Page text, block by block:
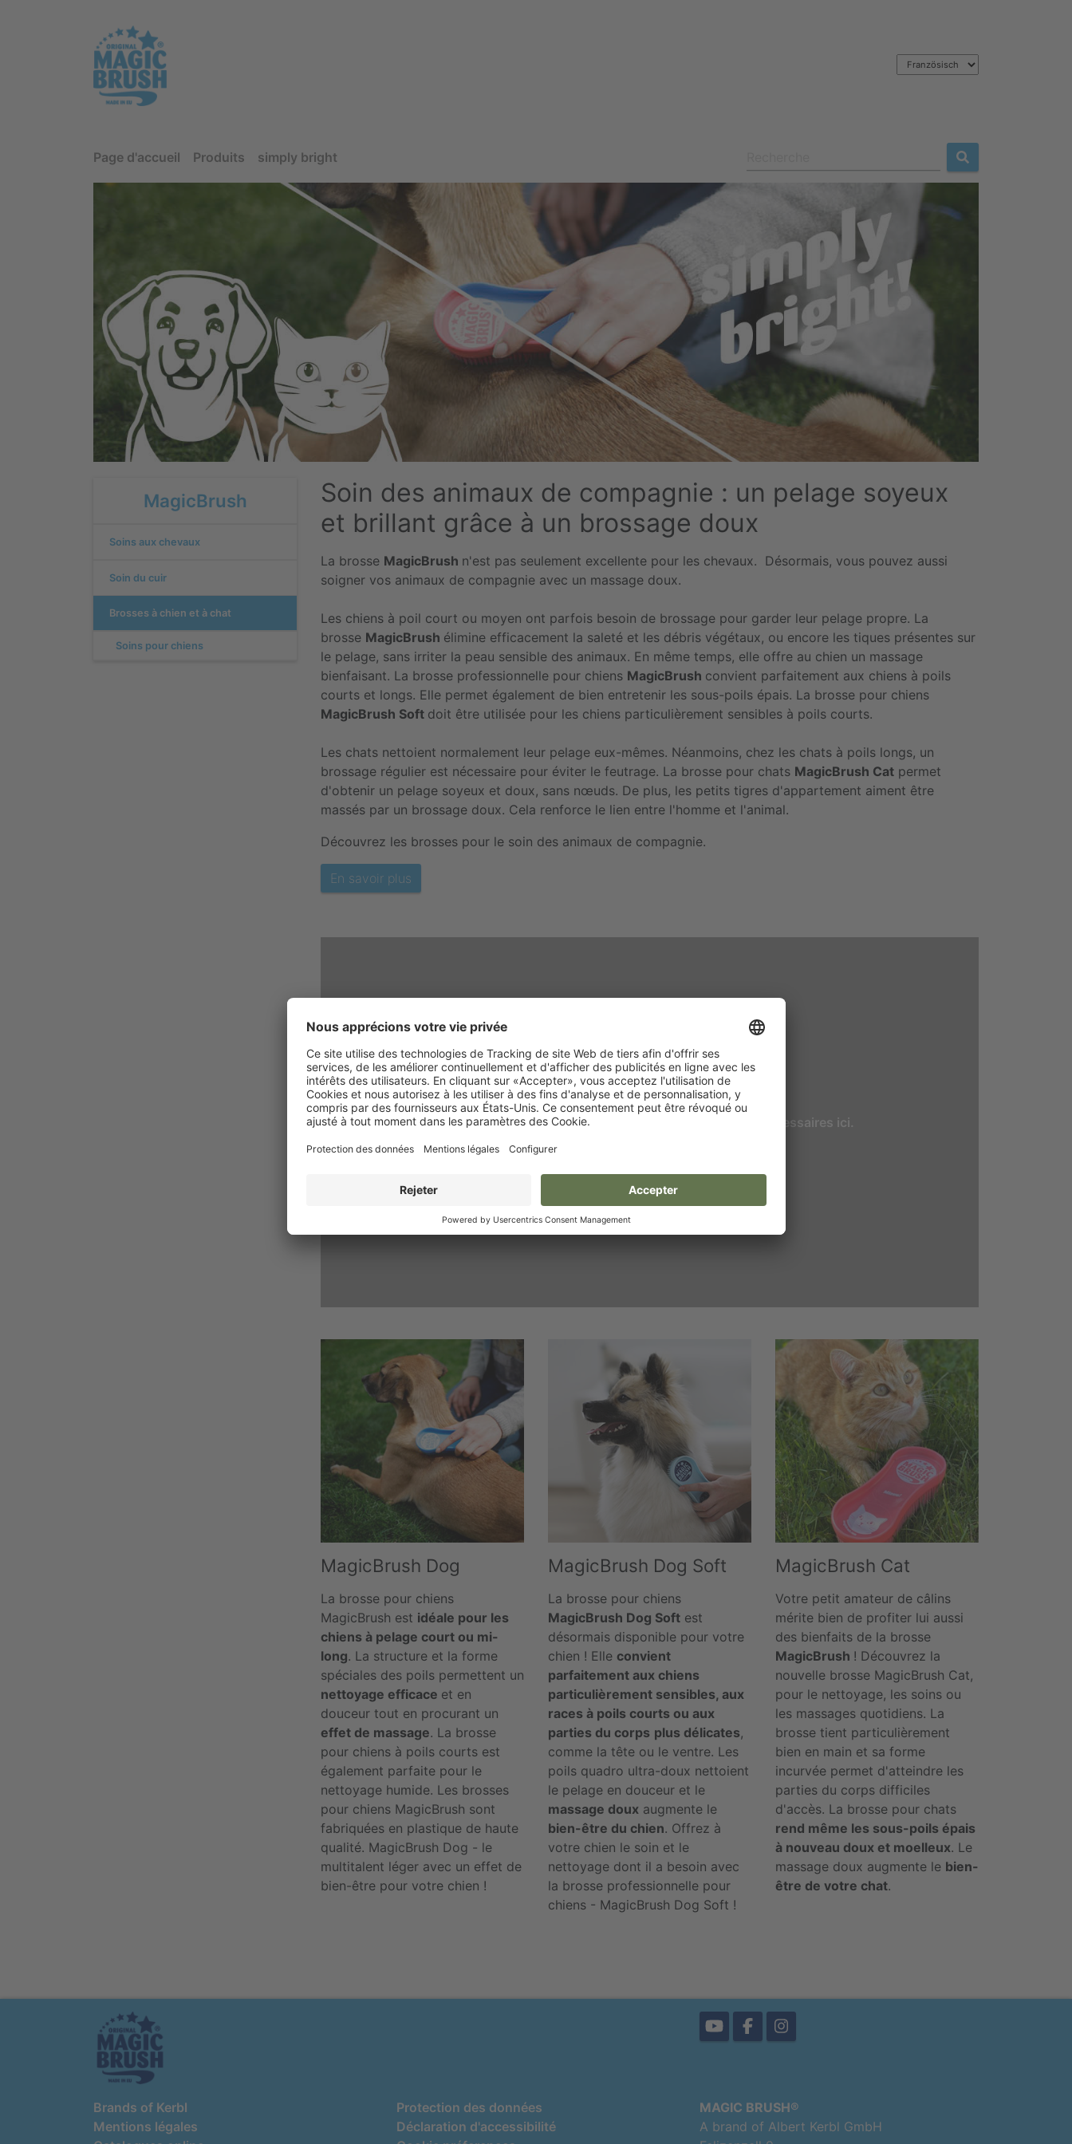
Page d'accueil Produits simply bright
MagicBrush
Soins aux chevaux
Soin du cuir
Brosses à chien et à chat
Soins pour chiens
Soin des animaux de compagnie : un pelage soyeux
et brillant grâce à un brossage doux
La brosse MagicBrush n'est pas seulement excellente pour les chevaux. Désormais, vous pouvez aussi
soigner vos animaux de compagnie avec un massage doux.
Les chiens à poil court ou moyen ont parfois besoin de brossage pour garder leur pelage propre. La
brosse MagicBrush élimine efficacement la saleté et les débris végétaux, ou encore les tiques présentes sur
le pelage, sans irriter la peau sensible des animaux. En même temps, elle offre au chien un massage
bienfaisant. La brosse professionnelle pour chiens MagicBrush convient parfaitement aux chiens à poils
courts et longs. Elle permet également de bien entretenir les sous-poils épais. La brosse pour chiens
MagicBrush Soft doit être utilisée pour les chiens particulièrement sensibles à poils courts.
Les chats nettoient normalement leur pelage eux-mêmes. Néanmoins, chez les chats à poils longs, un
brossage régulier est nécessaire pour éviter le feutrage. La brosse pour chats MagicBrush Cat permet
d'obtenir un pelage soyeux et doux, sans nœuds. De plus, les petits tigres d'appartement aiment être
massés par un brossage doux. Cela renforce le lien entre l'homme et l'animal.
Découvrez les brosses pour le soin des animaux de compagnie.
En savoir plus
Pour afficher la vidéo, veuillez accepter les cookies nécessaires ici.
MagicBrush Dog
La brosse pour chiens
MagicBrush est idéale pour les
chiens à pelage court ou mi-
long. La structure et la forme
spéciales des poils permettent un
nettoyage efficace et en
douceur tout en procurant un
effet de massage. La brosse
pour chiens à poils courts est
également parfaite pour le
nettoyage humide. Les brosses
pour chiens MagicBrush sont
fabriquées en plastique de haute
qualité. MagicBrush Dog - le
multitalent léger avec un effet de
bien-être pour votre chien !
MagicBrush Dog Soft
La brosse pour chiens
MagicBrush Dog Soft est
désormais disponible pour votre
chien ! Elle convient
parfaitement aux chiens
particulièrement sensibles, aux
races à poils courts ou aux
parties du corps plus délicates,
comme la tête ou le ventre. Les
poils quadro ultra-doux nettoient
le pelage en douceur et le
massage doux augmente le
bien-être du chien. Offrez à
votre chien le soin et le
nettoyage dont il a besoin avec
la brosse professionnelle pour
chiens - MagicBrush Dog Soft !
MagicBrush Cat
Votre petit amateur de câlins
mérite bien de profiter lui aussi
des bienfaits de la brosse
MagicBrush ! Découvrez la
nouvelle brosse MagicBrush Cat,
pour le nettoyage, les soins ou
les massages quotidiens. La
brosse tient particulièrement
bien en main et sa forme
incurvée permet d'atteindre les
parties du corps difficiles
d'accès. La brosse pour chats
rend même les sous-poils épais
à nouveau doux et moelleux. Le
massage doux augmente le bien-
être de votre chat.
Brands of Kerbl
Mentions légales
Protection des données
Déclaration d'accessibilité
MAGIC BRUSH®
A brand of Albert Kerbl GmbH